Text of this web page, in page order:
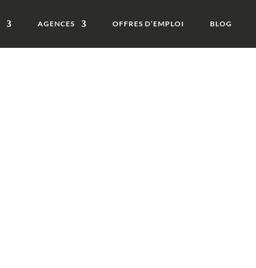
AGENCES OFFRES D’EMPLOI BLOG